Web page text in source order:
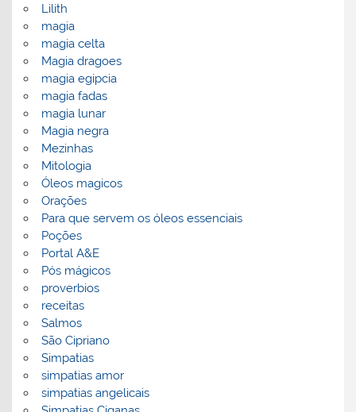
Lilith
magia
magia celta
Magia dragoes
magia egipcia
magia fadas
magia lunar
Magia negra
Mezinhas
Mitologia
Óleos magicos
Orações
Para que servem os óleos essenciais
Poções
Portal A&E
Pós mágicos
proverbios
receitas
Salmos
São Cipriano
Simpatias
simpatias amor
simpatias angelicais